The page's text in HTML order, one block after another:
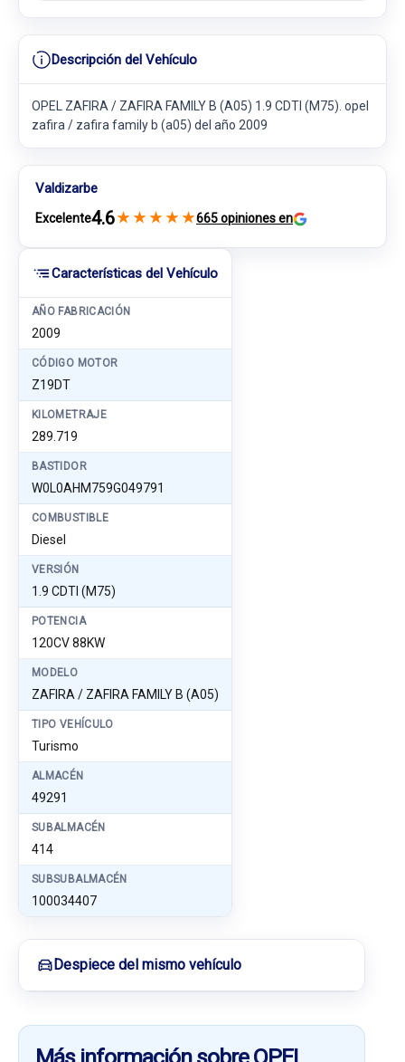
Características del Vehículo
AÑO FABRICACIÓN
2009
CÓDIGO MOTOR
Z19DT
KILOMETRAJE
289.719
BASTIDOR
W0L0AHM759G049791
COMBUSTIBLE
Diesel
VERSIÓN
1.9 CDTI (M75)
POTENCIA
120CV 88KW
MODELO
ZAFIRA / ZAFIRA FAMILY B (A05)
TIPO VEHÍCULO
Turismo
ALMACÉN
49291
SUBALMACÉN
414
SUBSUBALMACÉN
100034407
Descripción del Vehículo
OPEL ZAFIRA / ZAFIRA FAMILY B (A05) 1.9 CDTI (M75). opel
zafira / zafira family b (a05) del año 2009
Valdizarbe
Excelente4.6★ ★ ★ ★ ★665 opiniones en
Despiece del mismo vehículo